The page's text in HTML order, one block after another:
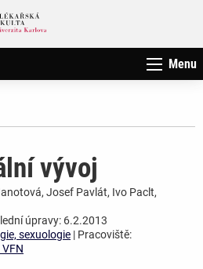
Menu
vývoj
Josef Pavlát, Ivo Paclt,
úpravy: 6.2.2013
sexuologie | Pracoviště: